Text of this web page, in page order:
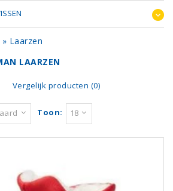
» Laarzen
LAARZEN
Vergelijk producten (0)
Toon: 18